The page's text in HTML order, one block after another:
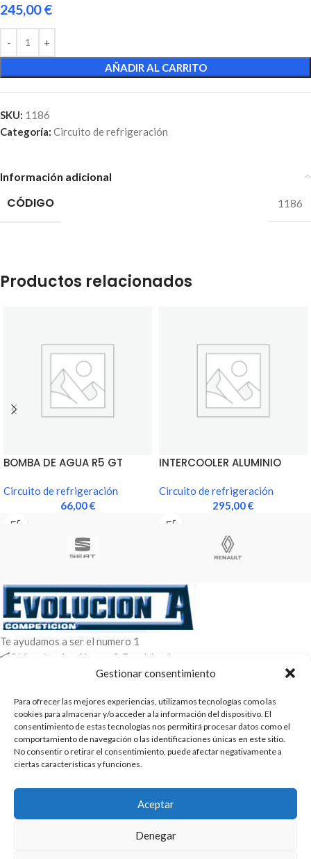
Gestionar consentimiento
Para ofrecer las mejores experiencias, utilizamos tecnologías como las
cookies para almacenar y/o acceder a la información del dispositivo. El
consentimiento de estas tecnologías nos permitirá procesar datos como el
comportamiento de navegación o las identificaciones únicas en este sitio.
No consentir o retirar el consentimiento, puede afectar negativamente a
ciertas características y funciones.
Aceptar
Denegar
245,00€
AÑADIR AL CARRITO
SKU: 1186
Categoría: Circuito de refrigeración
Información adicional
CÓDIGO 1186
Productos relacionados
BOMBA DE AGUA R5 GT
Circuito de refrigeración
66,00€
INTERCOOLER ALUMINIO
150CV
Circuito de refrigeración
295,00€
Te ayudamos a ser el numero 1
C/ Arquimedes 61 nave 2. Fuenlabrada
WhatsApp +34 670604426
ENTRADAS RECIENTES
POLÍTICAS
2025 | Evolucion-A Competicion: Fabricación y distribución,
comercialización de repuestos para automóvil